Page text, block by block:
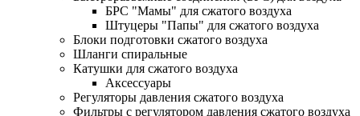
БРС "Мамы" для сжатого воздуха
Штуцеры "Папы" для сжатого воздуха
Блоки подготовки сжатого воздуха
Шланги спиральные
Катушки для сжатого воздуха
Аксессуары
Регуляторы давления сжатого воздуха
Фильтры с регулятором давления сжатого воздуха